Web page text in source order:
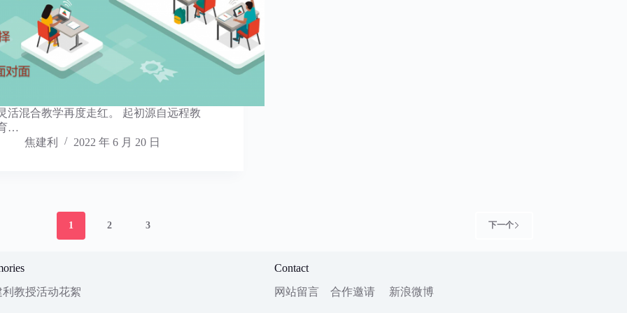
活混合教学再度走红。 起初源自远程教
…
焦建利
2022 年 6 月 20 日
1 2 3 下一个
利教授活动花絮
Contact
网站留言
合作邀请 新浪微博